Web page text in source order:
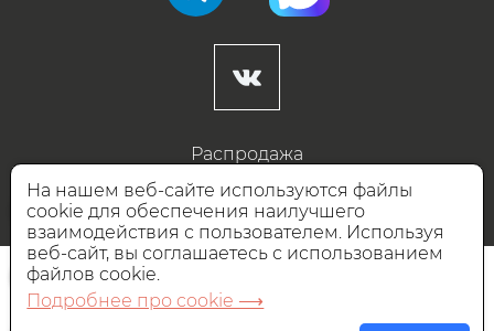
Распродажа
Готовые дизайны
Дизайнерам
НАШИ ПАРТНЁРЫ
На нашем веб-сайте используются файлы
cookie для обеспечения наилучшего
взаимодействия с пользователем. Используя
веб-сайт, вы соглашаетесь с использованием
файлов cookie.
Подробнее про cookie ⟶